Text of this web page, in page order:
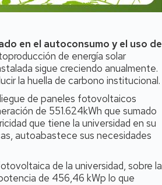
en el autoconsumo y el uso de
de energía solar
sigue creciendo anualmente.
la huella de carbono institucional.
de paneles fotovoltaicos
de 551.624kWh que sumado
que tiene la universidad en su
autoabastece sus necesidades
de la universidad, sobre la
de 456,46 kWp lo que